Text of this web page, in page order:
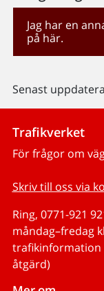
Jag har en
på här.
Senast
Trafikverket
För frågor om
Skriv till oss via
Ring, 0771-921
måndag–fredag
trafikinformation
åtgärd)